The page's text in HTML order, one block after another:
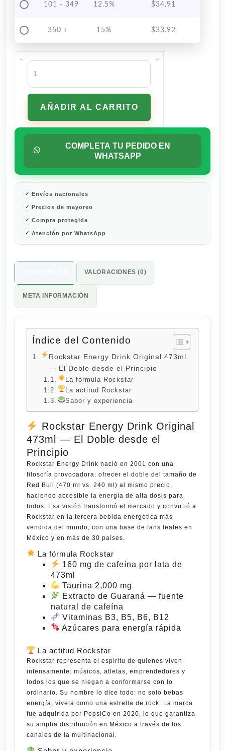
101 - 349 12.5% $34.91
350 + 15% $33.92
-
Rockstar
Energy
Drink
Original
Lata
473ml
cantidad
AÑADIR AL CARRITO
+
COMPLETA TU PEDIDO EN
WHATSAPP
Envíos nacionales
Precios de mayoreo
Compra protegida
Atención por WhatsApp
VALORACIONES (0)
META INFORMACIÓN
Índice del Contenido
Rockstar Energy Drink Original 473ml
— El Doble desde el Principio
La fórmula Rockstar
La actitud Rockstar
Sabor y experiencia
Rockstar Energy Drink Original
473ml — El Doble desde el
Principio
Rockstar Energy Drink nació en 2001 con una
filosofía provocadora: ofrecer el doble del tamaño de
Red Bull (470 ml vs. 240 ml) al mismo precio,
haciendo accesible la energía de alta dosis para
todos. Esa visión transformó el mercado y convirtió a
Rockstar en la tercera bebida energética más
vendida del mundo, con una base de fans leales en
México y en más de 30 países
La fórmula Rockstar
160 mg de cafeína por lata de
473ml
Taurina 2,000 mg
Extracto de Guaraná — fuente
natural de cafeína
Vitaminas B3, B5, B6, B12
Azúcares para energía rápida
La actitud Rockstar
Rockstar representa el espíritu de quienes viven
intensamente: músicos, atletas, emprendedores y
todos los que se niegan a conformarse con lo
ordinario. Su nombre lo dice todo: no solo bebas
energía, vívela como una estrella de rock. La marca
fue adquirida por PepsiCo en 2020, lo que garantiza
su amplia distribución en México a través de los
canales de la multinacional.